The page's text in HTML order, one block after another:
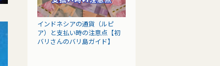
インドネシアの通貨（ルピ
ア）と支払い時の注意点【初
バリさんのバリ島ガイド】